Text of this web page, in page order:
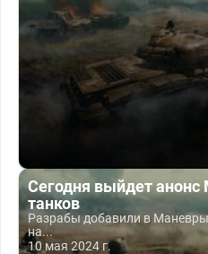
Сегодня выйдет
танков
Разрабы добавили в
на...
10 мая 2024 г.